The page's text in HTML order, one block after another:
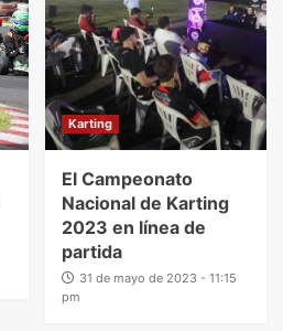
Karting
El Campeonato
Nacional de Karting
2023 en línea de
partida
31 de mayo de 2023 - 11:15
pm